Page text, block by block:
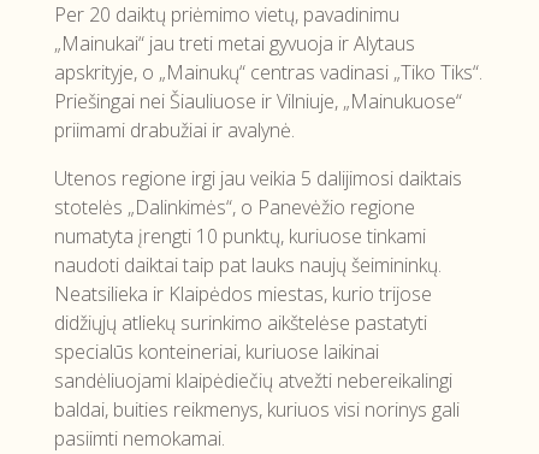
Per 20 daiktų priėmimo vietų, pavadinimu
„Mainukai“ jau treti metai gyvuoja ir Alytaus
apskrityje, o „Mainukų“ centras vadinasi „Tiko Tiks“.
Priešingai nei Šiauliuose ir Vilniuje, „Mainukuose“
priimami drabužiai ir avalynė.
Utenos regione irgi jau veikia 5 dalijimosi daiktais
stotelės „Dalinkimės“, o Panevėžio regione
numatyta įrengti 10 punktų, kuriuose tinkami
naudoti daiktai taip pat lauks naujų šeimininkų.
Neatsilieka ir Klaipėdos miestas, kurio trijose
didžiųjų atliekų surinkimo aikštelėse pastatyti
specialūs konteineriai, kuriuose laikinai
sandėliuojami klaipėdiečių atvežti nebereikalingi
baldai, buities reikmenys, kuriuos visi norinys gali
pasiimti nemokamai.